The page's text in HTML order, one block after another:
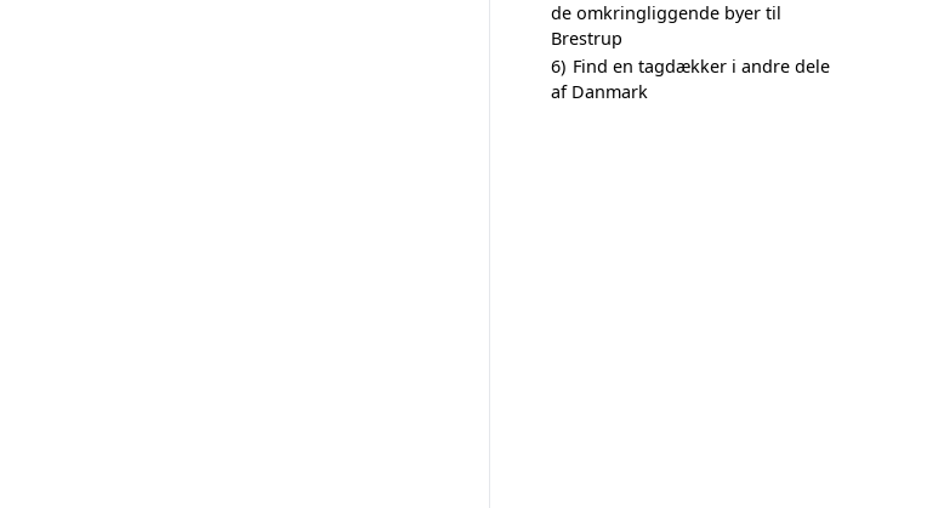
de omkringliggende byer til
Brestrup
6) Find en tagdækker i andre dele
af Danmark